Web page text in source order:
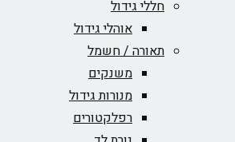
חללי גידול
אוהלי גידול
תאורה / חשמל
משנקים
מנורות גידול
רפלקטורים